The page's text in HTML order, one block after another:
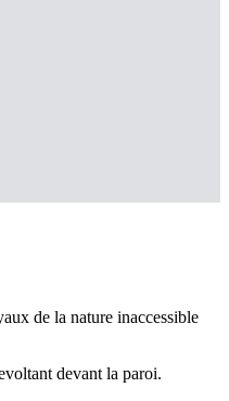
de la nature inaccessible
devant la paroi.